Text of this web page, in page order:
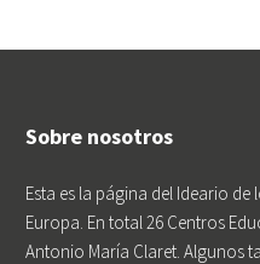
Sobre nosotros
Esta es la página del Ideario
Europa. En total 26 Centros
Antonio María Claret. Algunos